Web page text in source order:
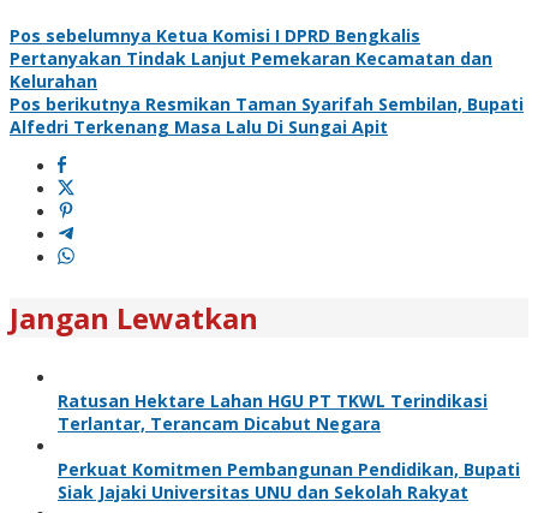
Pos sebelumnya Ketua Komisi I DPRD Bengkalis
Pertanyakan Tindak Lanjut Pemekaran Kecamatan dan
Kelurahan
Pos berikutnya Resmikan Taman Syarifah Sembilan, Bupati
Alfedri Terkenang Masa Lalu Di Sungai Apit
Jangan Lewatkan
Ratusan Hektare Lahan HGU PT TKWL Terindikasi
Terlantar, Terancam Dicabut Negara
Perkuat Komitmen Pembangunan Pendidikan, Bupati
Siak Jajaki Universitas UNU dan Sekolah Rakyat